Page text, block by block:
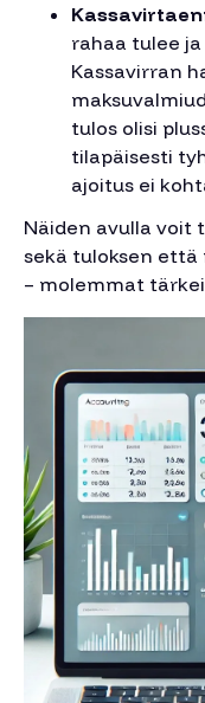
rahaa tulee
Kassavirran
tulos olisi
tilapäisesti
ajoitus ei
Näiden avulla voit
sekä tuloksen että
– molemmat